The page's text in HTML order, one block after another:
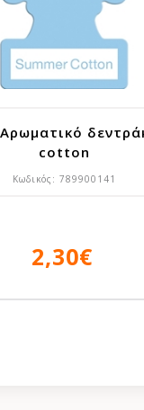
cotton
Κωδικός: 789900141
2,30€